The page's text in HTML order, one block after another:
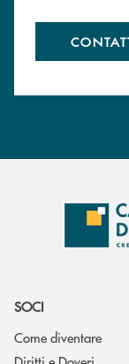
SOCI
Come diventare